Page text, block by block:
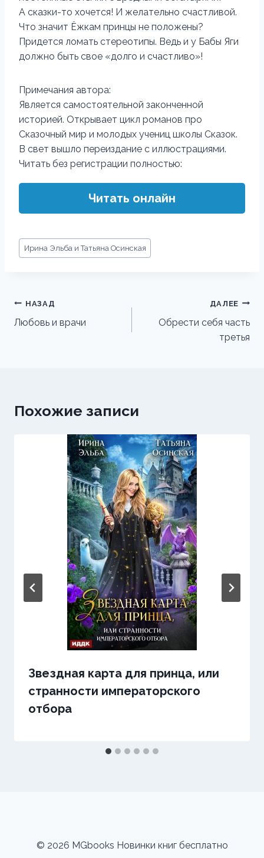
А сказки-то хочется! И желательно счастливой.
Что значит Ёжкам принцы не положены?
Придется ломать стереотипы. Ведь и у Бабы Яги
должно быть свое «долго и счастливо»!
Примечания автора:
Является самостоятельной законченной
историей. Открывает цикл романов про
Сказочный мир и молодых учениц школы Сказок.
В свет вышло переиздание с иллюстрациями.
Читать без регистрации полностью:
Читать онлайн
Метки
записи:
Ирина Эльба и Татьяна Осинская
Навигация
по
НАЗАД
Любовь и врачи
ДАЛЕЕ
Обрести себя часть
третья
Похожие записи
Звездная карта для принца, или
странности императорского
отбора
© 2026 MGbooks Новинки книг бесплатно